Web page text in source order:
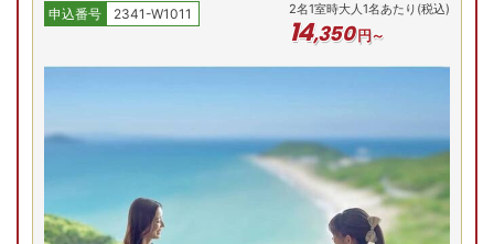
目覚めは水平線から昇る朝日、夕暮れは紅に染まる海。どの
部屋からも広がるパノラマ絶景が、非日常へ誘います。ゆっ
たり寛げる和室や海をモチーフにした色調の洋室で贅沢な滞
在をお楽しみください。
先割 先割 先割
プランの詳細を見る
【お部屋タイプ】
お部屋の詳細を見る
禁煙 プレミアツイン
申込番号 2341-W1011 2名1室時大人1名あたり(税込)
14,350円～